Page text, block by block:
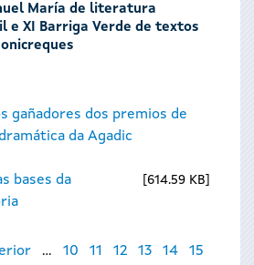
María de literatura
e XI Barriga Verde de textos
gañadores dos premios de
da Agadic
bases da
614.59 KB
… 10 11 12 13 14
15